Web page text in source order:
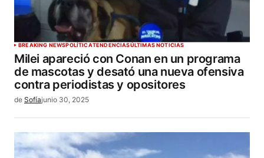
BREAKING NEWSPOLÍTICATENDENCIASÚLTIMAS NOTICIAS
Milei apareció con Conan en un programa
de mascotas y desató una nueva ofensiva
contra periodistas y opositores
de Sofíajunio 30, 2025